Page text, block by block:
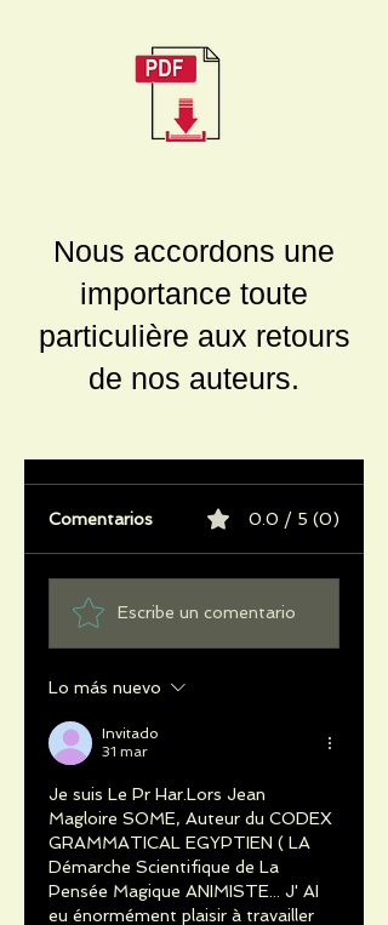
Nous accordons une
importance toute
particulière aux retours
de nos auteurs.
Comentarios 0.0 / 5 (0)
Escribe un comentario
Lo más nuevo
Invitado
31 mar
Je suis Le Pr Har.Lors Jean
Magloire SOME, Auteur du CODEX
GRAMMATICAL EGYPTIEN ( LA
Démarche Scientifique de La
Pensée Magique ANIMISTE... J' AI
eu énormément plaisir à travailler